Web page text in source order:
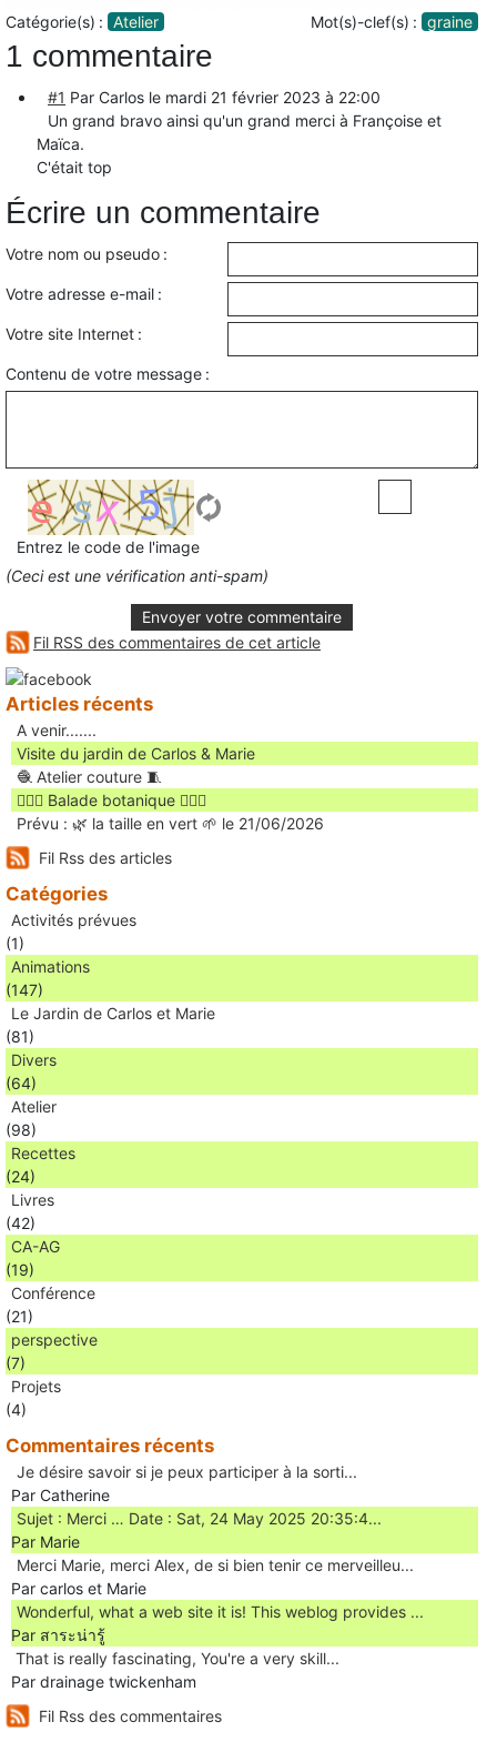
Catégorie(s) : Atelier Mot(s)-clef(s) : graine
1 commentaire
#1 Par Carlos le mardi 21 février 2023 à 22:00
Un grand bravo ainsi qu'un grand merci à Françoise et
Maïca.
C'était top
Écrire un commentaire
Votre nom ou pseudo :
Votre adresse e-mail :
Votre site Internet :
Contenu de votre message :
Entrez le code de l'image
(Ceci est une vérification anti-spam)
Envoyer votre commentaire
Fil RSS des commentaires de cet article
Articles récents
A venir.......
Visite du jardin de Carlos & Marie
🧶 Atelier couture 🧵
🚶🏻‍♀️ Balade botanique 🚶🏻‍♂️
Prévu : 🌿 la taille en vert 🌱 le 21/06/2026
Fil Rss des articles
Catégories
Activités prévues
(1)
Animations
(147)
Le Jardin de Carlos et Marie
(81)
Divers
(64)
Atelier
(98)
Recettes
(24)
Livres
(42)
CA-AG
(19)
Conférence
(21)
perspective
(7)
Projets
(4)
Commentaires récents
Je désire savoir si je peux participer à la sorti...
Par Catherine
Sujet : Merci … Date : Sat, 24 May 2025 20:35:4...
Par Marie
Merci Marie, merci Alex, de si bien tenir ce merveilleu...
Par carlos et Marie
Wonderful, what a web site it is! This weblog provides ...
Par สาระน่ารู้
Ꭲhat is really fascinating, You'rе a very skill...
Par drainage twickenham
Fil Rss des commentaires